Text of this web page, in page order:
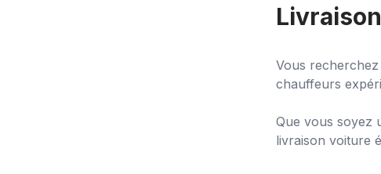
Vous
chauffeurs
Que vous soyez
livraison voiture